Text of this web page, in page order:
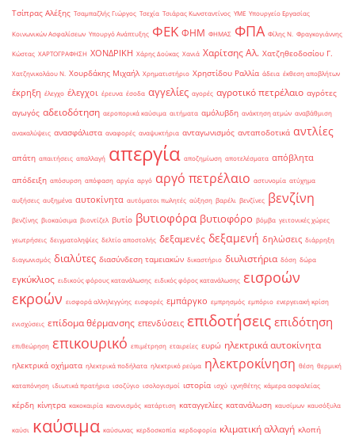
Τσίπρας Αλέξης Τσαμπαζλής Γιώργος Τσεχία Τσιάρας Κωνσταντίνος ΥΜΕ Υπουργείο Εργασίας
Κοινωνικών Ασφαλίσεων Υπουργό Ανάπτυξης ΦΕΚ ΦΗΜ ΦΗΜΑΣ ΦΠΑ Φίλης Ν. Φραγκογιάννης
Κώστας ΧΑΡΤΟΓΡΑΦΗΣΗ ΧΟΝΔΡΙΚΗ Χάρης Δούκας Χανιά Χαρίτσης Αλ. Χατζηθεοδοσίου Γ.
Χατζηνικολάου Ν. Χουρδάκης Μιχαήλ Χρηματιστήριο Χρηστίδου Ραλλία άδεια έκθεση αποβλήτων
έκρηξη έλεγχο έλεγχοι έρευνα έσοδα αγγελίες αγορές αγροτικό πετρέλαιο αγρότες
αγωγός αδειοδότηση αεροπορικά καύσιμα αιτήματα αμόλυβδη ανάκτηση ατμών αναβάθμιση
ανακαλύψεις ανασφάλιστα αναφορές αναψυκτήρια ανταγωνισμός ανταποδοτικά αντλίες
απάτη απαιτήσεις απαλλαγή απεργία αποζημίωση αποτελέσματα απόβλητα
απόδειξη απόσυρση απόφαση αργία αργό αργό πετρέλαιο αστυνομία ατύχημα
αυξήσεις αυξημένα αυτοκίνητα αυτόματοι πωλητές αύξηση βαρέλι βενζίνες βενζίνη
βενζίνης βιοκαύσιμα βιοντίζελ βυτίο βυτιοφόρα βυτιοφόρο βόμβα γειτονικές χώρες
γεωτρήσεις δειγματοληψίες δελτίο αποστολής δεξαμενές δεξαμενή δηλώσεις διάρρηξη
διαγωνισμός διαλύτες διασύνδεση ταμειακών δικαστήριο διυλιστήρια δόση δώρα
εγκύκλιος ειδικούς φόρους κατανάλωσης ειδικός φόρος κατανάλωσης εισροών
εκροών εισφορά αλληλεγγύης εισφορές εμπάργκο εμπρησμός εμπόριο ενεργειακή κρίση
ενισχύσεις επίδομα θέρμανσης επενδύσεις επιδοτήσεις επιδότηση
επιθεώρηση επικουρικό επιμέτρηση εταιρείες ευρώ ηλεκτρικά αυτοκίνητα
ηλεκτρικά οχήματα ηλεκτρικά ποδήλατα ηλεκτρικό ρεύμα ηλεκτροκίνηση θέση θερμική
καταπόνηση ιδιωτικά πρατήρια ισοζύγιο ισολογισμοί ιστορία ισχύ ιχνηθέτης κάμερα ασφαλείας
κέρδη κίνητρα κακοκαιρία κανονισμός κατάρτιση καταγγελίες κατανάλωση καυσίμων καυσόξυλα
καύσι καύσιμα καύσωνας κερδοσκοπία κερδοφορία κλιματική αλλαγή κλοπή